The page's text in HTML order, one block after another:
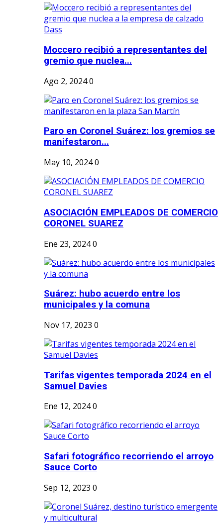
Moccero recibió a representantes del
gremio que nuclea...
Ago 2, 20240
Paro en Coronel Suárez: los gremios se
manifestaron...
May 10, 20240
ASOCIACIÓN EMPLEADOS DE COMERCIO
CORONEL SUAREZ
Ene 23, 20240
Suárez: hubo acuerdo entre los
municipales y la comuna
Nov 17, 2023 0
Tarifas vigentes temporada 2024 en el
Samuel Davies
Ene 12, 20240
Safari fotográfico recorriendo el arroyo
Sauce Corto
Sep 12, 2023 0